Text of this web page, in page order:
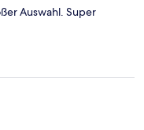
Auswahl. Super